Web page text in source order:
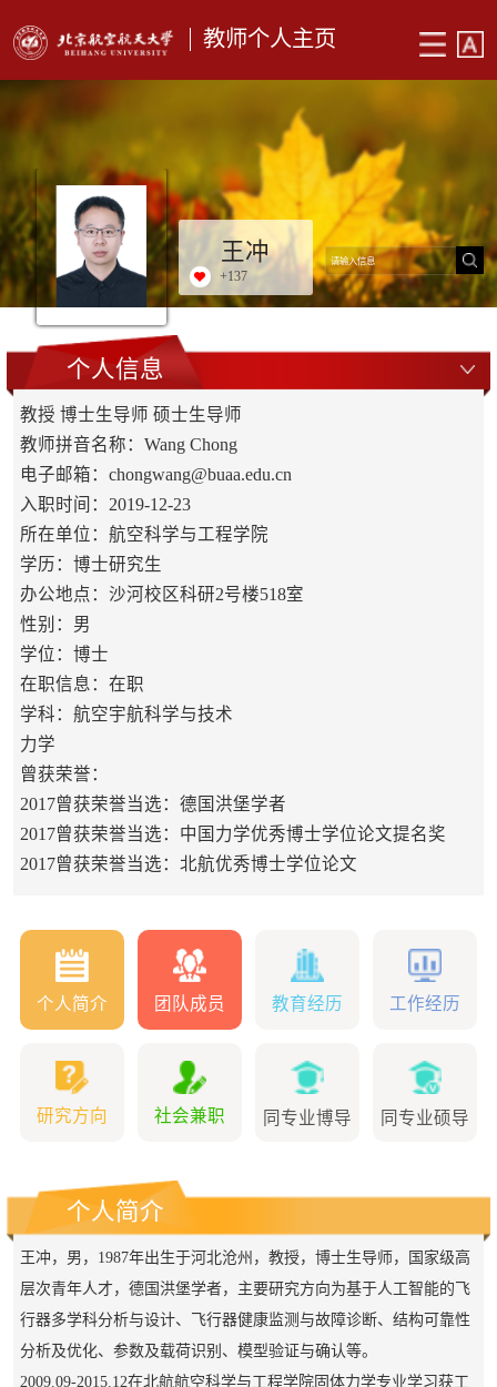
教师个人主页
王冲
+137
个人信息
教授 博士生导师 硕士生导师
教师拼音名称：Wang Chong
电子邮箱： chongwang@buaa.edu.cn
入职时间：2019-12-23
所在单位：航空科学与工程学院
学历：博士研究生
办公地点：沙河校区科研2号楼518室
性别：男
学位：博士
在职信息：在职
学科：航空宇航科学与技术
力学
曾获荣誉：
2017曾获荣誉当选：德国洪堡学者
2017曾获荣誉当选：中国力学优秀博士学位论文提名奖
2017曾获荣誉当选：北航优秀博士学位论文
个人简介 团队成员 教育经历 工作经历
研究方向 社会兼职 同专业博导 同专业硕导
个人简介
王冲，男， 1987年出生于河北沧州， 教授，博士生导师，
国家级高
层次青年人才， 德国洪堡学者， 主要研究方向为基于人工智能的飞
行器多学科分析与设计、飞行器健康监测与故障诊断、 结构可靠性
分析及优化、参数及载荷识别、模型验证与确认等。
2009.09-2015.12在北航航空科学与工程学院固体力学专业学习获工